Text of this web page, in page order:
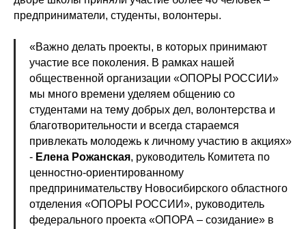
предприниматели, студенты, волонтеры.
«Важно делать проекты, в которых принимают
участие все поколения. В рамках нашей
общественной организации «ОПОРЫ РОССИИ»
мы много времени уделяем общению со
студентами на тему добрых дел, волонтерства и
благотворительности и всегда стараемся
привлекать молодежь к личному участию в акциях»
- Елена Рожанская, руководитель Комитета по
ценностно-ориентированному
предпринимательству Новосибирского областного
отделения «ОПОРЫ РОССИИ», руководитель
федерального проекта «ОПОРА – созидание» в